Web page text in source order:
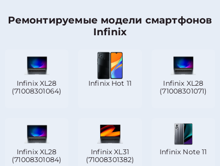
Ремонтируемые модели смартфонов
Infinix
Infinix XL28
(71008301064)
Infinix Hot 11
Infinix XL28
(71008301071)
Infinix XL28
(71008301084)
Infinix XL31
(71008301382)
Infinix Note 11